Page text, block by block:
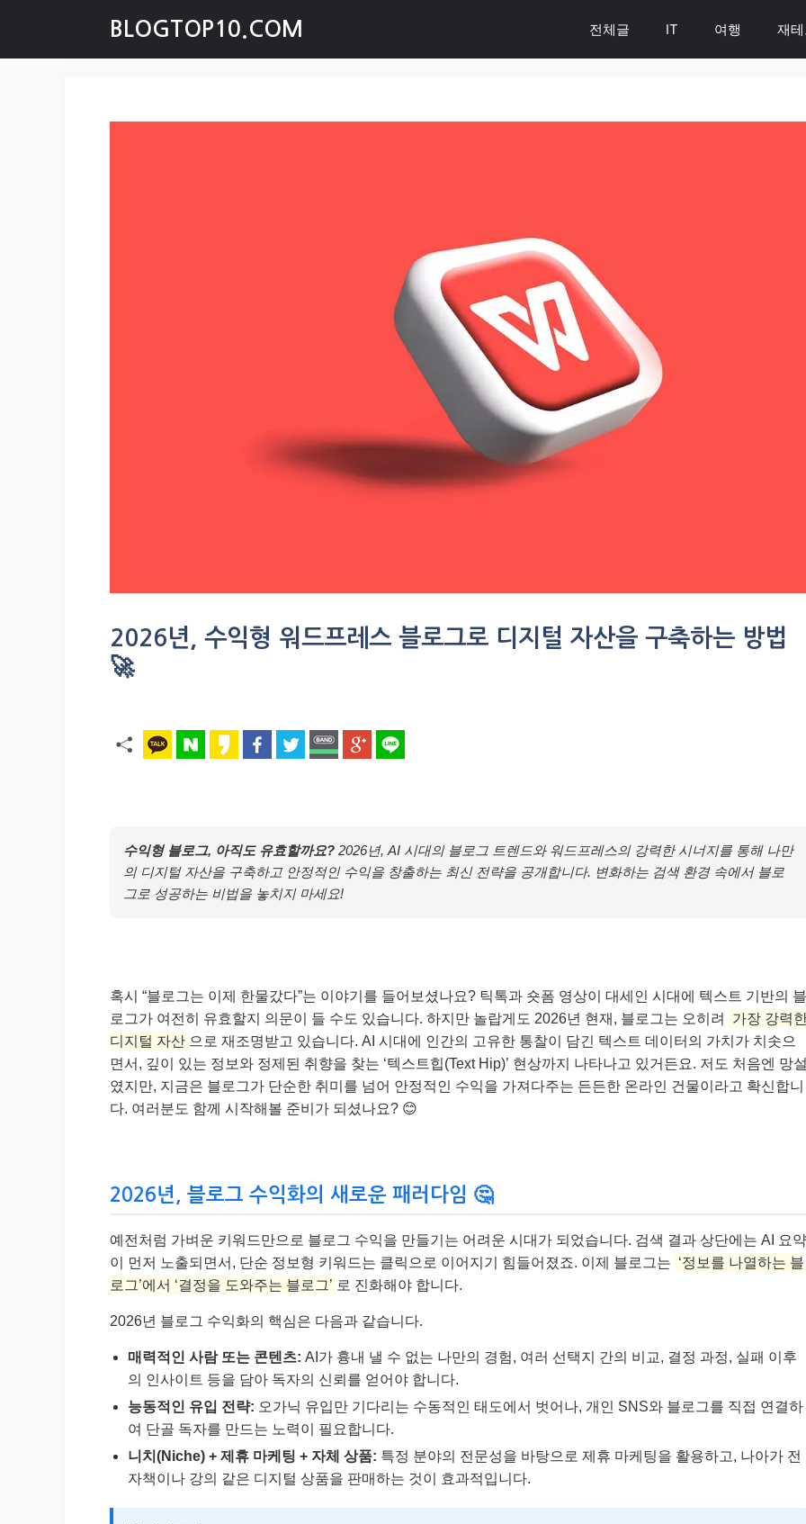
content
BLOGTOP10.COM 전체글 IT 여행 재
2026년, 수익형 워드프레스 블로그로 디지털 자산을 구축하는 방법
🚀
수익형 블로그, 아직도 유효할까요? 2026년, AI 시대의 블로그 트렌드와 워드프레스의 강력한 시너지를 통해 나만
의 디지털 자산을 구축하고 안정적인 수익을 창출하는 최신 전략을 공개합니다. 변화하는 검색 환경 속에서 블로
그로 성공하는 비법을 놓치지 마세요!
혹시 “블로그는 이제 한물갔다”는 이야기를 들어보셨나요? 틱톡과 숏폼 영상이 대세인 시대에 텍스트 기반의 블
로그가 여전히 유효할지 의문이 들 수도 있습니다. 하지만 놀랍게도 2026년 현재, 블로그는 오히려
가장 강력
디지털 자산 으로 재조명받고 있습니다. AI 시대에 인간의 고유한 통찰이 담긴 텍스트 데이터의 가치가 치솟으
면서, 깊이 있는 정보와 정제된 취향을 찾는 ‘텍스트힙(Text Hip)’ 현상까지 나타나고 있거든요. 저도 처음엔 망
였지만, 지금은 블로그가 단순한 취미를 넘어 안정적인 수익을 가져다주는 든든한 온라인 건물이라고 확신합니
다. 여러분도 함께 시작해볼 준비가 되셨나요? 😊
2026년, 블로그 수익화의 새로운 패러다임 🤔
예전처럼 가벼운 키워드만으로 블로그 수익을 만들기는 어려운 시대가 되었습니다. 검색 결과 상단에는 AI 요약
이 먼저 노출되면서, 단순 정보형 키워드는 클릭으로 이어지기 힘들어졌죠. 이제 블로그는 ‘정보를 나열하는 블
로그’에서 ‘결정을 도와주는 블로그’ 로 진화해야 합니다.
2026년 블로그 수익화의 핵심은 다음과 같습니다.
매력적인 사람 또는 콘텐츠: AI가 흉내 낼 수 없는 나만의 경험, 여러 선택지 간의 비교, 결정 과정, 실패 이후
의 인사이트 등을 담아 독자의 신뢰를 얻어야 합니다.
능동적인 유입 전략: 오가닉 유입만 기다리는 수동적인 태도에서 벗어나, 개인 SNS와 블로그를 직접 연결하
여 단골 독자를 만드는 노력이 필요합니다.
니치(Niche) + 제휴 마케팅 + 자체 상품: 특정 분야의 전문성을 바탕으로 제휴 마케팅을 활용하고, 나아가 전
자책이나 강의 같은 디지털 상품을 판매하는 것이 효과적입니다.